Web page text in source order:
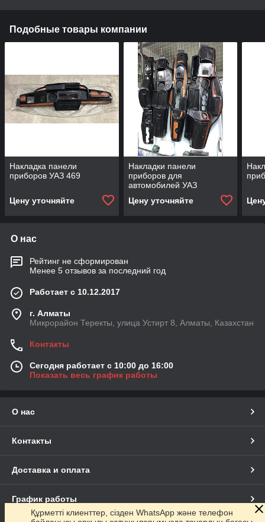
Подобные товары компании
Накладка панели
приборов УАЗ 469
Цену уточняйте
Накладки панели
приборов для
автомобилей УАЗ
Цену уточняйте
О нас
Рейтинг не сформирован
Менее 5 отзывов за последний год
Работает с 10.12.2017
г. Алматы
Микрорайон Теректы, улица Устирт 8, Алматы, Казахстан
Контакты
Сегодня работает с 10:00 до 16:00
Показать весь график работы
О нас
Контакты
Доставка и оплата
График работы
Құрметті клиенттер, сізден WhatsApp және телефон